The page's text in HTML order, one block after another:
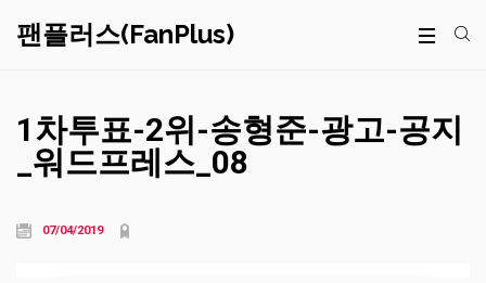
팬플러스(FanPlus)
1차투표-2위-송형준-광고-공지
_워드프레스_08
07/04/2019